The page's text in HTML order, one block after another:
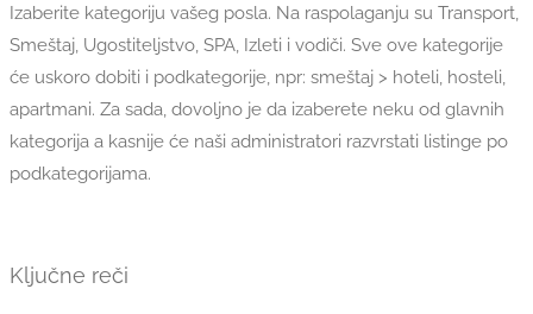
Izaberite kategoriju vašeg posla. Na raspolaganju su Transport,
Smeštaj, Ugostiteljstvo, SPA, Izleti i vodiči. Sve ove kategorije
će uskoro dobiti i podkategorije, npr: smeštaj > hoteli, hosteli,
apartmani. Za sada, dovoljno je da izaberete neku od glavnih
kategorija a kasnije će naši administratori razvrstati listinge po
podkategorijama.
Ključne reči